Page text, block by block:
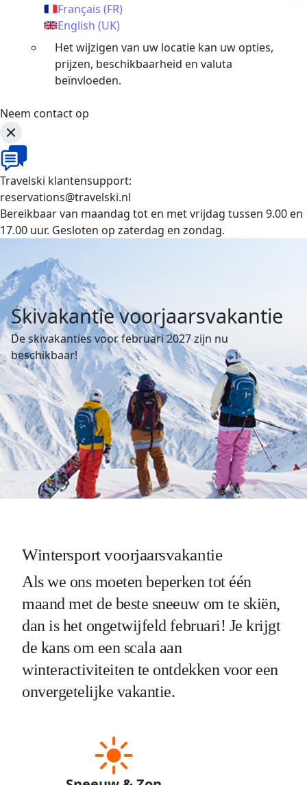
Français (FR)
English (UK)
Het wijzigen van uw locatie kan uw opties,
prijzen, beschikbaarheid en valuta
beïnvloeden.
Neem contact op
Travelski klantensupport:
reservations@travelski.nl
Bereikbaar van maandag tot en met vrijdag tussen 9.00 en
17.00 uur. Gesloten op zaterdag en zondag.
Skivakantie voorjaarsvakantie
De skivakanties voor februari 2027 zijn nu
beschikbaar!
Wintersport voorjaarsvakantie
Als we ons moeten beperken tot één
maand met de beste sneeuw om te skiën,
dan is het ongetwijfeld februari! Je krijgt
de kans om een scala aan
winteractiviteiten te ontdekken voor een
onvergetelijke vakantie.